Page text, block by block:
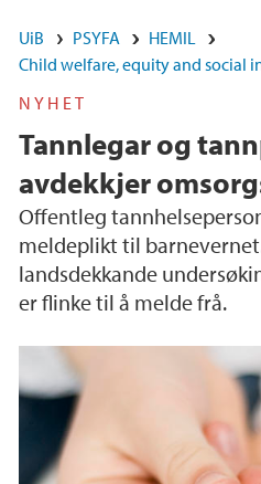
UiB PSYFA
HEMIL
Child welfare, equity and social
NYHET
Tannlegar og
avdekkjer
Offentleg
meldeplikt til
landsdekkande
er flinke til å melde frå.